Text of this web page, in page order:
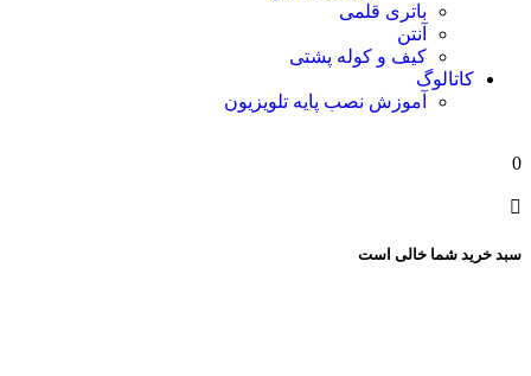
باتری قلمی
آنتن
کیف و کوله پشتی
کاتالوگ
آموزش نصب پایه تلویزیون
0
سبد خرید شما خالی است